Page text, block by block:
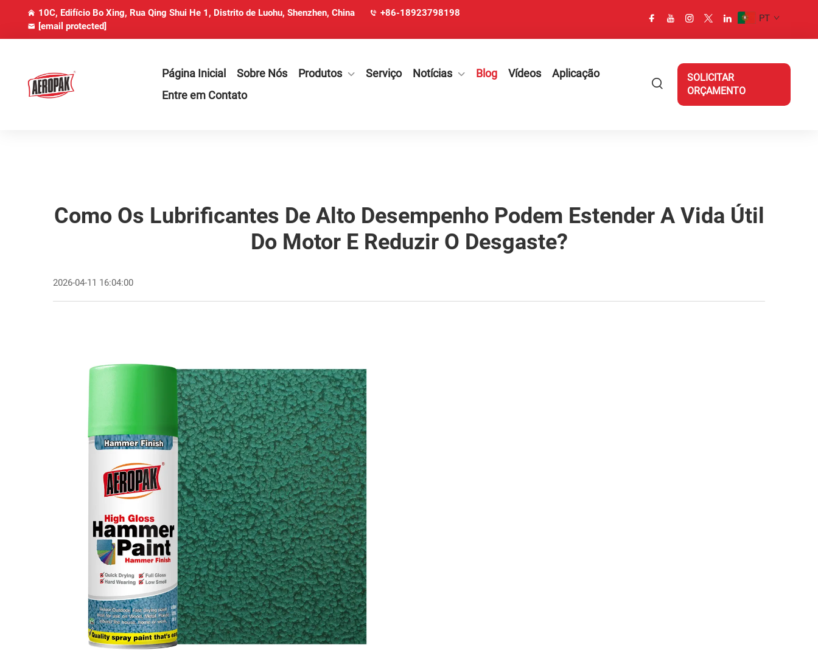
10C, Edifício Bo Xing, Rua Qing Shui He 1, Distrito de Luohu, Shenzhen, China
+86-18923798198
[email protected]
PT
Página Inicial Sobre Nós Produtos Serviço Notícias Blog Vídeos
Aplicação
Entre em Contato
SOLICITAR
ORÇAMENTO
Como Os Lubrificantes De Alto Desempenho Podem Estender A Vida Útil
Do Motor E Reduzir O Desgaste?
2026-04-11 16:04:00